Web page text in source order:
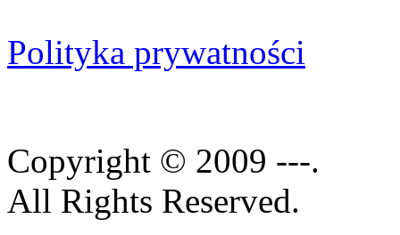
Polityka prywatności
Copyright © 2009 ---.
All Rights Reserved.